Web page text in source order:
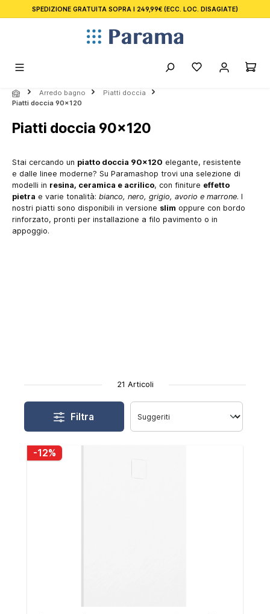
principale
SPEDIZIONE GRATUITA SOPRA I 249,99€ (ECC. LOC. DISAGIATE)
Arredo bagno
Piatti doccia
Piatti doccia 90x120
Piatti doccia 90x120
Stai cercando un piatto doccia 90x120 elegante, resistente
e dalle linee moderne? Su Paramashop trovi una selezione di
modelli in resina, ceramica e acrilico, con finiture effetto
pietra e varie tonalità: bianco, nero, grigio, avorio e marrone. I
nostri piatti sono disponibili in versione slim oppure con bordo
rinforzato, pronti per installazione a filo pavimento o in
appoggio.
21 Articoli
Filtra
-12%